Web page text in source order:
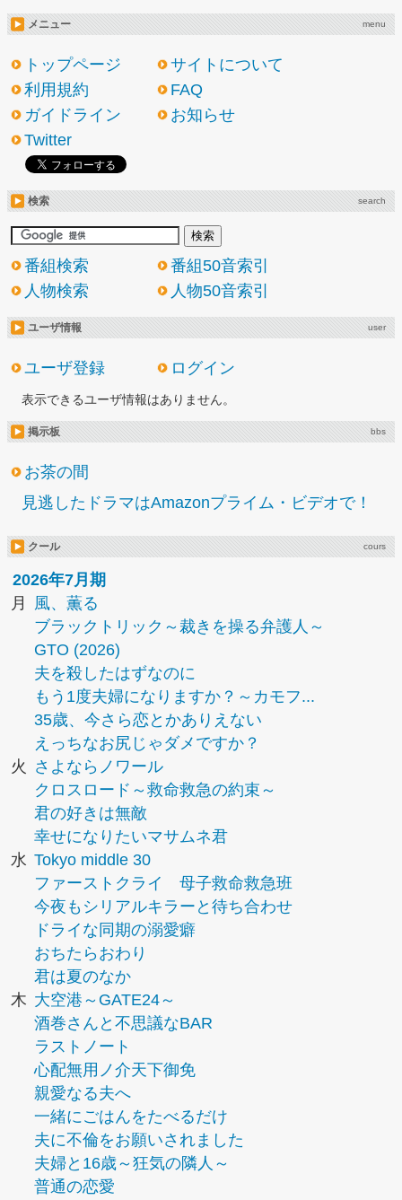
メニュー menu
トップページ
サイトについて
利用規約
FAQ
ガイドライン
お知らせ
Twitter
検索 search
番組検索
番組50音索引
人物検索
人物50音索引
ユーザ情報 user
ユーザ登録 ログイン
表示できるユーザ情報はありません。
掲示板 bbs
お茶の間
見逃したドラマはAmazonプライム・ビデオで！
クール cours
2026年7月期
月
風、薫る
ブラックトリック～裁きを操る弁護人～
GTO (2026)
夫を殺したはずなのに
もう1度夫婦になりますか？～カモフ...
35歳、今さら恋とかありえない
えっちなお尻じゃダメですか？
火
さよならノワール
クロスロード～救命救急の約束～
君の好きは無敵
幸せになりたいマサムネ君
水 Tokyo middle 30
ファーストクライ 母子救命救急班
今夜もシリアルキラーと待ち合わせ
ドライな同期の溺愛癖
おちたらおわり
君は夏のなか
木 大空港～GATE24～
酒巻さんと不思議なBAR
ラストノート
心配無用ノ介天下御免
親愛なる夫へ
一緒にごはんをたべるだけ
夫に不倫をお願いされました
夫婦と16歳～狂気の隣人～
普通の恋愛